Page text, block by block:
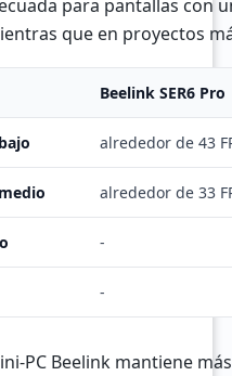
para pantallas con
que en proyectos
Beelink SER6 Pro
alrededor de 43
alrededor de 33
-
-
PC Beelink mantiene